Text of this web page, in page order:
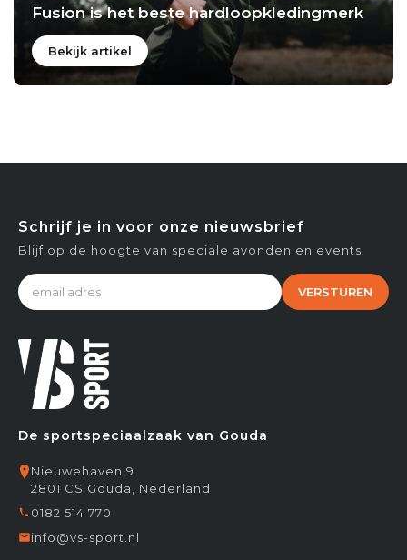
Fusion is het beste hardloopkledingmerk
Bekijk artikel
De sportspeciaalzaak van Gouda
Nieuwehaven 9
2801 CS Gouda, Nederland
0182 514 770
info@vs-sport.nl
Schrijf je in voor onze nieuwsbrief
Blijf op de hoogte van speciale avonden en events
VERSTUREN